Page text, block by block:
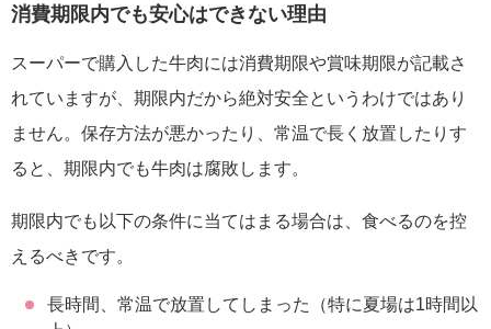
消費期限内でも安心はできない理由
スーパーで購入した牛肉には消費期限や賞味期限が記載さ
れていますが、期限内だから絶対安全というわけではあり
ません。保存方法が悪かったり、常温で長く放置したりす
ると、期限内でも牛肉は腐敗します。
期限内でも以下の条件に当てはまる場合は、食べるのを控
えるべきです。
長時間、常温で放置してしまった（特に夏場は1時間以